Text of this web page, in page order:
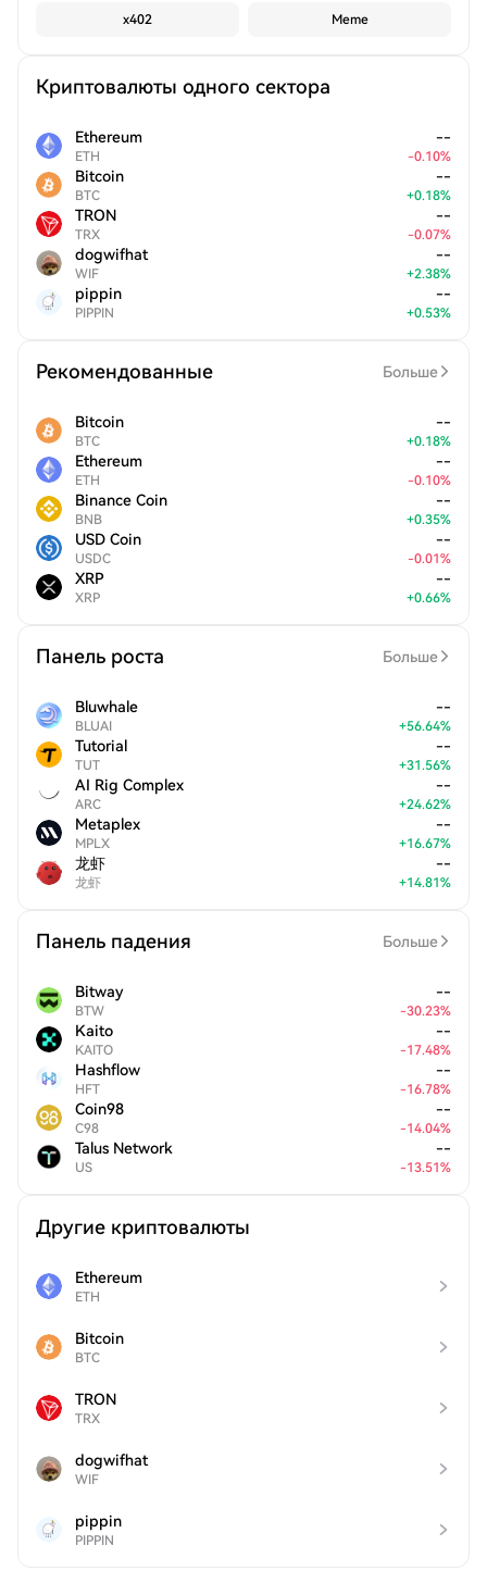
x402 Meme
Криптовалюты одного сектора
Ethereum
ETH
--
-0.10%
Bitcoin
BTC
--
+0.18%
TRON
TRX
--
-0.07%
dogwifhat
WIF
--
+2.38%
pippin
PIPPIN
--
+0.53%
Рекомендованные Больше
Bitcoin
BTC
--
+0.18%
Ethereum
ETH
--
-0.10%
Binance Coin
BNB
--
+0.35%
USD Coin
USDC
--
-0.01%
XRP
XRP
--
+0.66%
Панель роста Больше
Bluwhale
BLUAI
--
+56.64%
Tutorial
TUT
--
+31.56%
AI Rig Complex
ARC
--
+24.62%
Metaplex
MPLX
--
+16.67%
龙虾
龙虾
--
+14.81%
Панель падения Больше
Bitway
BTW
--
-30.23%
Kaito
KAITO
--
-17.48%
Hashflow
HFT
--
-16.78%
Coin98
C98
--
-14.04%
Talus Network
US
--
-13.51%
Другие криптовалюты
Ethereum
ETH
Bitcoin
BTC
TRON
TRX
dogwifhat
WIF
pippin
PIPPIN